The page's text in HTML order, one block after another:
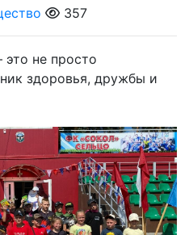
357
не просто
здоровья, дружбы и